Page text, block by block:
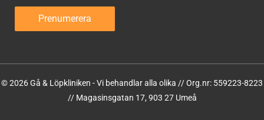
© 2026 Gå & Löpkliniken - Vi behandlar alla olika // Org.nr: 559223-8223
// Magasinsgatan 17, 903 27 Umeå